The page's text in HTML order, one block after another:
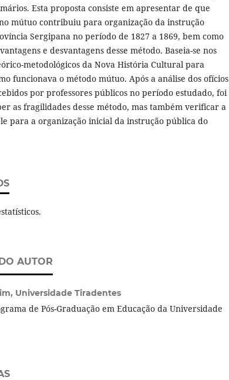
Esta proposta consiste em apresentar de que
mútuo contribuiu para organização da instrução
Sergipana no período de 1827 a 1869, bem como
e desvantagens desse método. Baseia-se nos
metodológicos da Nova História Cultural para
funcionava o método mútuo. Após a análise dos ofícios
por professores públicos no período estudado, foi
as fragilidades desse método, mas também verificar a
para a organização inicial da instrução pública do
AUTOR
Universidade Tiradentes
de Pós-Graduação em Educação da Universidade